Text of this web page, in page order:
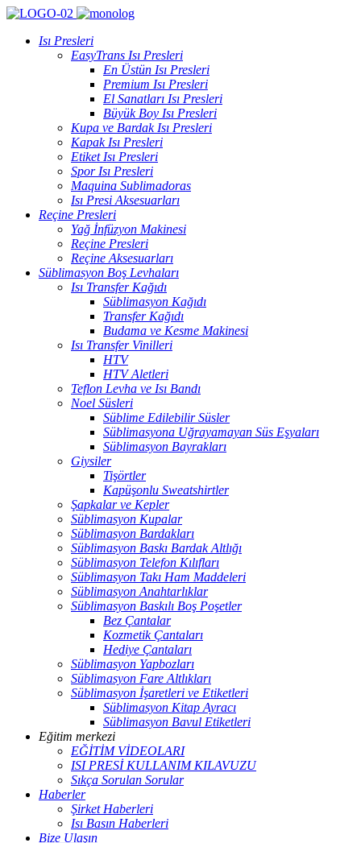
Isı Presleri
EasyTrans Isı Presleri
En Üstün Isı Presleri
Premium Isı Presleri
El Sanatları Isı Presleri
Büyük Boy Isı Presleri
Kupa ve Bardak Isı Presleri
Kapak Isı Presleri
Etiket Isı Presleri
Spor Isı Presleri
Maquina Sublimadoras
Isı Presi Aksesuarları
Reçine Presleri
Yağ İnfüzyon Makinesi
Reçine Presleri
Reçine Aksesuarları
Süblimasyon Boş Levhaları
Isı Transfer Kağıdı
Süblimasyon Kağıdı
Transfer Kağıdı
Budama ve Kesme Makinesi
Isı Transfer Vinilleri
HTV
HTV Aletleri
Teflon Levha ve Isı Bandı
Noel Süsleri
Süblime Edilebilir Süsler
Süblimasyona Uğrayamayan Süs Eşyaları
Süblimasyon Bayrakları
Giysiler
Tişörtler
Kapüşonlu Sweatshirtler
Şapkalar ve Kepler
Süblimasyon Kupalar
Süblimasyon Bardakları
Süblimasyon Baskı Bardak Altlığı
Süblimasyon Telefon Kılıfları
Süblimasyon Takı Ham Maddeleri
Süblimasyon Anahtarlıklar
Süblimasyon Baskılı Boş Poşetler
Bez Çantalar
Kozmetik Çantaları
Hediye Çantaları
Süblimasyon Yapbozları
Süblimasyon Fare Altlıkları
Süblimasyon İşaretleri ve Etiketleri
Süblimasyon Kitap Ayracı
Süblimasyon Bavul Etiketleri
Eğitim merkezi
EĞİTİM VİDEOLARI
ISI PRESİ KULLANIM KILAVUZU
Sıkça Sorulan Sorular
Haberler
Şirket Haberleri
Isı Basın Haberleri
Bize Ulaşın